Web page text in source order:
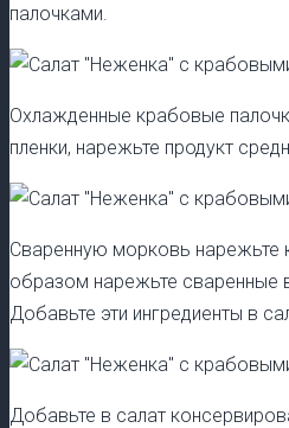
палочками.
Охлажденные крабовые
пленки, нарежьте продукт
Сваренную морковь нарежьте
образом нарежьте сваренные
Добавьте эти ингредиенты в
Добавьте в салат